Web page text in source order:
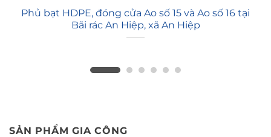
Phủ bạt HDPE, đóng cửa Ao số 15 và Ao số 16 tại
Bãi rác An Hiệp, xã An Hiệp
SẢN PHẨM GIA CÔNG